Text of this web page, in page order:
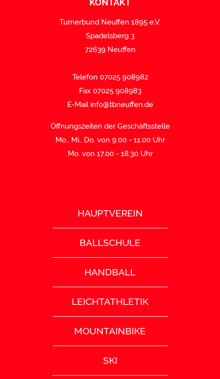
Turnerbund Neuffen 1895 e.V.
Spadelsberg 3
72639 Neuffen
Telefon 07025 908982
Fax 07025 908983
E-Mail info@tbneuffen.de
Öffnungszeiten der Geschäftsstelle
Mo., Mi., Do. von 9:00 - 11:00 Uhr
Mo. von 17.00 - 18.30 Uhr
HAUPTVEREIN
BALLSCHULE
HANDBALL
LEICHTATHLETIK
MOUNTAINBIKE
SKI